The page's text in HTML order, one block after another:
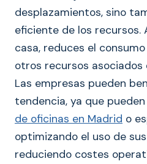
desplazamientos, sino
eficiente de los recursos.
casa, reduces el
otros recursos asociados
Las empresas pueden
tendencia, ya que
de oficinas en Madrid o
optimizando el uso de
reduciendo costes